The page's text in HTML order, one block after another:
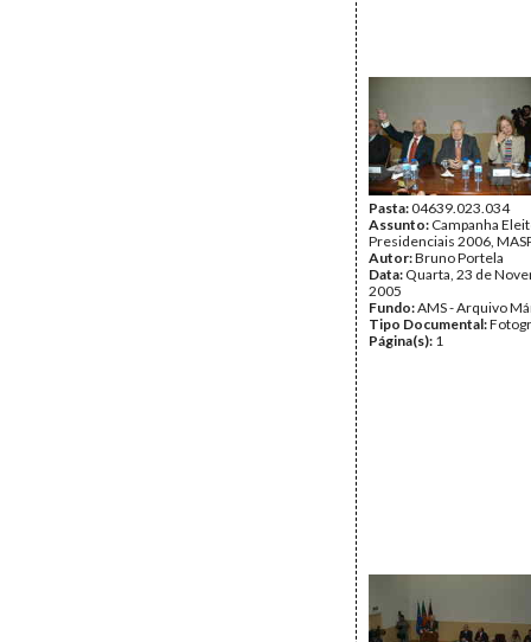
Pasta:04639.023.034
Assunto: Campanha
Presidenciais 2006,
Autor:Bruno Portela
Data: Quarta, 23 de
2005
Fundo:AMS - Arquivo
Tipo Documental:
Página(s): 1